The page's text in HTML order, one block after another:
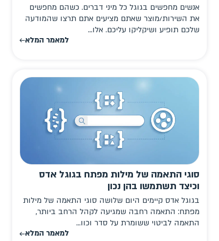
אנשים מחפשים בגוגל כל מיני דברים. כשהם מחפשים
את השירות/מוצר שאתם מציעים אתם תרצו שהמודעה
שלכם תופיע ושיקליקו עליכם. אלו...
למאמר המלא
סוגי התאמה של מילות מפתח בגוגל אדס
וכיצד תשתמשו בהן נכון
בגוגל אדס קיימים היום שלושה סוגי התאמה של מילות
מפתח: התאמה רחבה שמגיעה לקהל הרחב ביותר,
התאמה לביטוי ששומרת על סדר וכוו...
למאמר המלא